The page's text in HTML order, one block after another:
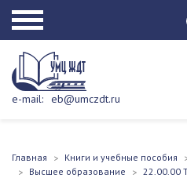
e-mail: eb@umczdt.ru
Главная Книги и учебные пособия
Высшее образование
22.00.00